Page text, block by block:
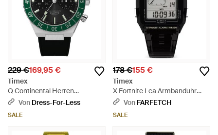
229 €169,95 €
Timex
Q Continental Herren
Armbanduhr Tw2Y56100 -
Von Dress-For-Less
SALE
178 €155 €
Timex
X Fortnite Lca Armbanduhr
35Mm - Schwarz
Von FARFETCH
SALE